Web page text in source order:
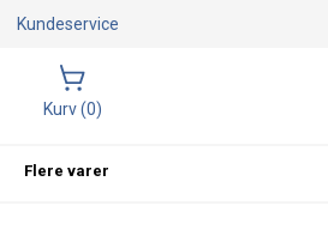
Kundeservice
Kurv (0)
Flere varer